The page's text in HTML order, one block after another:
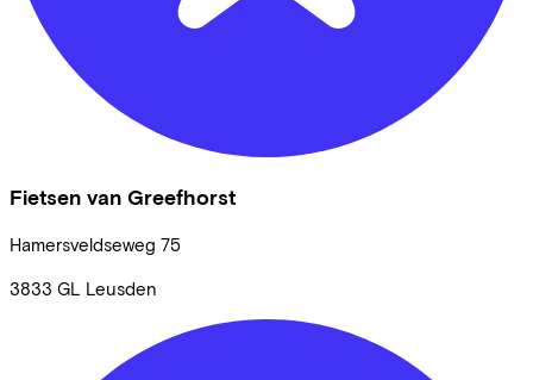
Fietsen van Greefhorst
Hamersveldseweg 75
3833 GL Leusden